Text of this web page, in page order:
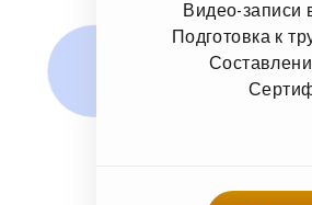
Видео-записи
Подготовка к